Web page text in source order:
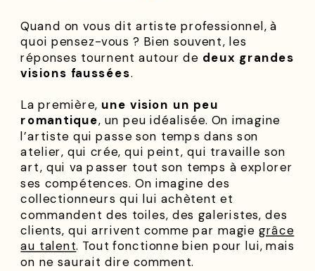
Quand on vous dit artiste professionnel, à
quoi pensez-vous ? Bien souvent, les
réponses tournent autour de deux grandes
visions faussées.
La première, une vision un peu
romantique, un peu idéalisée. On imagine
l’artiste qui passe son temps dans son
atelier, qui crée, qui peint, qui travaille son
art, qui va passer tout son temps à explorer
ses compétences. On imagine des
collectionneurs qui lui achètent et
commandent des toiles, des galeristes, des
clients, qui arrivent comme par magie grâce
au talent. Tout fonctionne bien pour lui, mais
on ne saurait dire comment.